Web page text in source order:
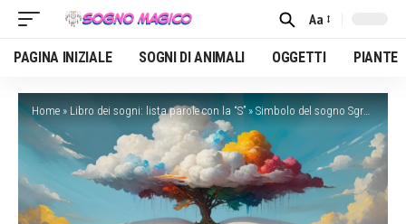
Font
Resizer
Aa
PAGINA INIZIALE SOGNI DI ANIMALI OGGETTI PIANTE
Home » Libro dei sogni: lista parole con la “S” » Simbolo del sogno Sgranare